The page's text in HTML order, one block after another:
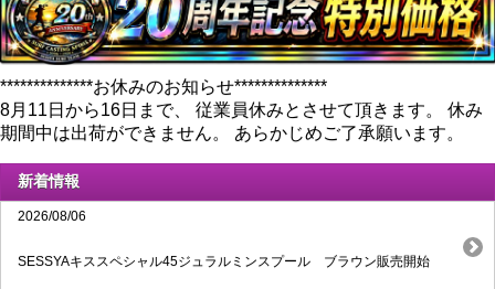
**************お休みのお知らせ**************
8月11日から16日まで、 従業員休みとさせて頂きます。 休み
期間中は出荷ができません。 あらかじめご了承願います。
新着情報
2026/08/06
SESSYAキススペシャル45ジュラルミンスプール ブラウン販売開始